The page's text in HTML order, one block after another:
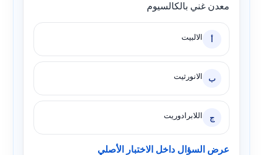
معدن غني بالكالسيوم
أ الالبيت
ب الانورثيت
ج اللابرادوريت
عرض السؤال داخل الاختبار الأصلي